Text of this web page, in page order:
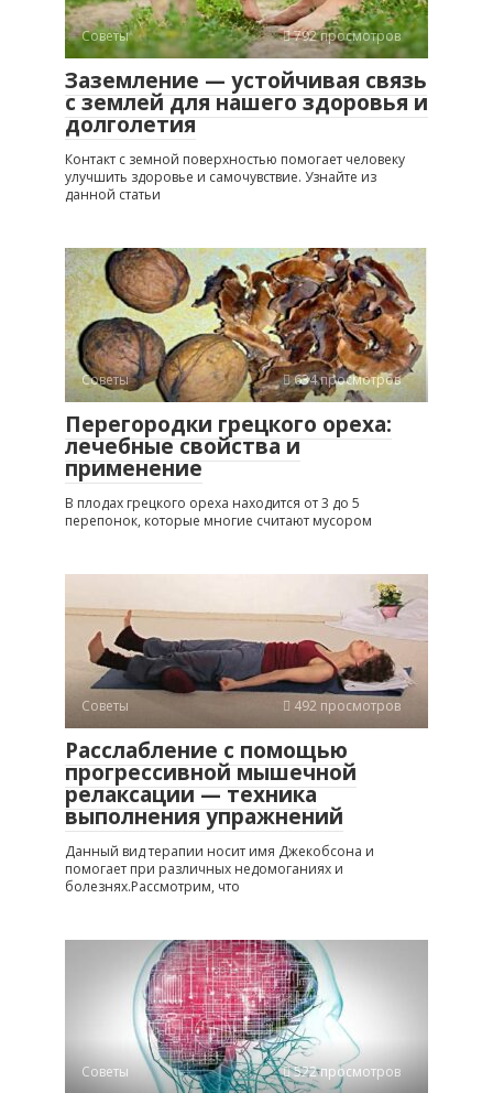
Советы 792 просмотров
Заземление — устойчивая связь
с землей для нашего здоровья и
долголетия
Контакт с земной поверхностью помогает человеку
улучшить здоровье и самочувствие. Узнайте из
данной статьи
Советы 634 просмотров
Перегородки грецкого ореха:
лечебные свойства и
применение
В плодах грецкого ореха находится от 3 до 5
перепонок, которые многие считают мусором
Советы 492 просмотров
Расслабление с помощью
прогрессивной мышечной
релаксации — техника
выполнения упражнений
Данный вид терапии носит имя Джекобсона и
помогает при различных недомоганиях и
болезнях.Рассмотрим, что
Советы 522 просмотров